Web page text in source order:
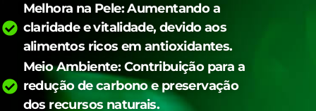
Melhora na Pele: Aumentando a
claridade e vitalidade, devido aos
alimentos ricos em antioxidantes.
Meio Ambiente: Contribuição para a
redução de carbono e preservação
dos recursos naturais.